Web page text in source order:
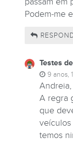
Podem-me
Testes
9 anos,
Andreia,
A regra
que
veículos
temos